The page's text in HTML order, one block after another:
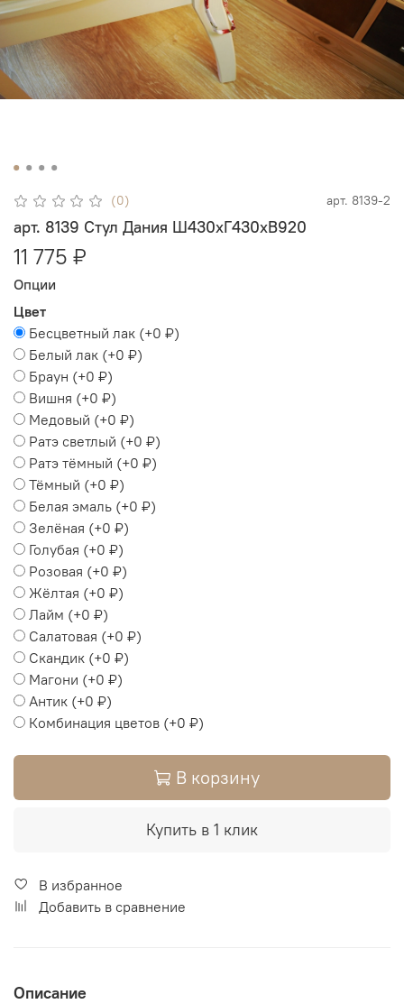
(0) арт. 8139-2
арт. 8139 Стул Дания Ш430хГ430хВ920
11 775 ₽
Опции
Цвет
Бесцветный лак (+0 ₽)
Белый лак (+0 ₽)
Браун (+0 ₽)
Вишня (+0 ₽)
Медовый (+0 ₽)
Ратэ светлый (+0 ₽)
Ратэ тёмный (+0 ₽)
Тёмный (+0 ₽)
Белая эмаль (+0 ₽)
Зелёная (+0 ₽)
Голубая (+0 ₽)
Розовая (+0 ₽)
Жёлтая (+0 ₽)
Лайм (+0 ₽)
Салатовая (+0 ₽)
Скандик (+0 ₽)
Магони (+0 ₽)
Антик (+0 ₽)
Комбинация цветов (+0 ₽)
В корзину
Купить в 1 клик
В избранное
Добавить в сравнение
Описание